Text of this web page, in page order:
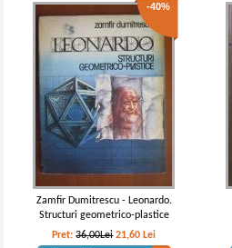
-40%
Zamfir Dumitrescu - Leonardo.
Structuri geometrico-plastice
Pret:36,00Lei 21,60 Lei